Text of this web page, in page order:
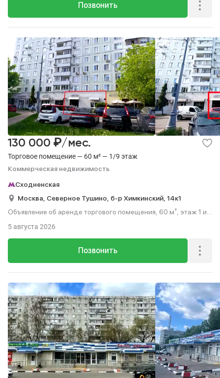
Позвонить
Торговое помещение — 60 м² — 1/9 этаж
Коммерческая недвижимость
130 000 ₽/мес.
Сходненская
Москва, Северное Тушино, б-р Химкинский, 14к1
Объявление об аренде торгового помещения, 60 м², этаж 1 из
Позвонить
5 августа 2026